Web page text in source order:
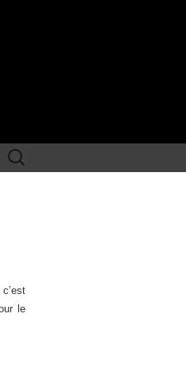
Rechercher :
le